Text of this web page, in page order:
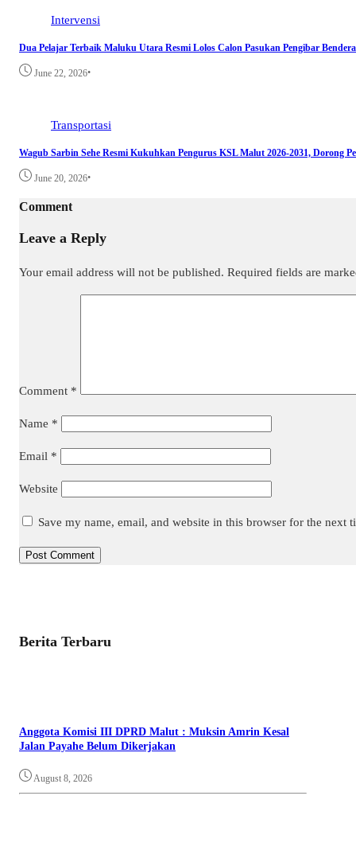
Intervensi
Dua Pelajar Terbaik Maluku Utara Resmi Lolos Calon Pasukan Pengibar
June 22, 2026•
Transportasi
Wagub Sarbin Sehe Resmi Kukuhkan Pengurus KSL Malut 2026-2031, Dorong
June 20, 2026•
Comment
Leave a Reply
Your email address will not be published. Required fields are
Comment *
Name *
Email *
Website
Save my name, email, and website in this browser for the next
Berita Terbaru
Anggota Komisi III DPRD Malut : Muksin Amrin Kesal
Jalan Payahe Belum Dikerjakan
August 8, 2026